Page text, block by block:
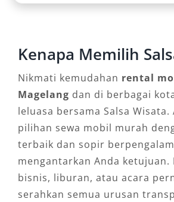
memudahkan wisatawan,
kebutuhan acara khusus.
5. Akses Lebih Mudah
Destinasi
Dengan kendaraan pribadi,
menjangkau destinasi populer
Borobudur, perbukitan, hingga
tersembunyi yang sulit
Kenapa Memilih
Nikmati kemudahan rental
Magelang dan di berbagai
leluasa bersama Salsa Wisata.
pilihan sewa mobil murah
terbaik dan sopir
mengantarkan Anda ketujuan.
bisnis, liburan, atau acara
serahkan semua urusan